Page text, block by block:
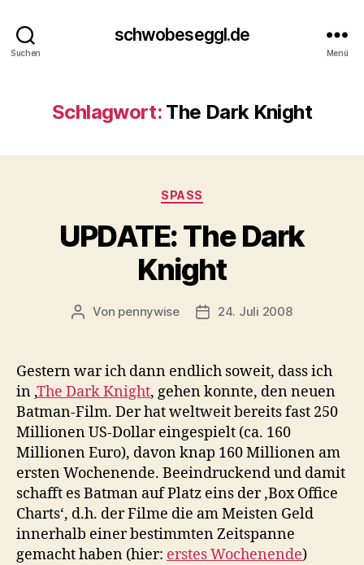
Suchen
schwobeseggl.de
Menü
Schlagwort: The Dark Knight
Kategorien
SPASS
UPDATE: The Dark
Knight
Beitragsautor
Von pennywise Veröffentlichungsdatum
24. Juli 2008
Gestern war ich dann endlich soweit, dass ich
in ‚The Dark Knight‚ gehen konnte, den neuen
Batman-Film. Der hat weltweit bereits fast 250
Millionen US-Dollar eingespielt (ca. 160
Millionen Euro), davon knap 160 Millionen am
ersten Wochenende. Beeindruckend und damit
schafft es Batman auf Platz eins der ‚Box Office
Charts‘, d.h. der Filme die am Meisten Geld
innerhalb einer bestimmten Zeitspanne
gemacht haben (hier: erstes Wochenende)